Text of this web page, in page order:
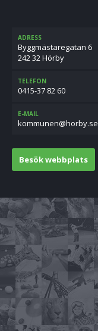
ADRESS
Byggmästaregatan 6
242 32 Hörby
TELEFON
0415-37 82 60
E-MAIL
es.ybroh@nenummok
Besök webbplats